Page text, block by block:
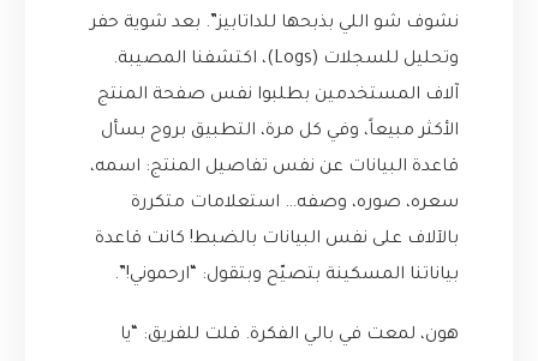
نشوف شو اللي بذبحها للداتابيز”. بعد شوية حفر
وتحليل للسجلات (Logs)، اكتشفنا المصيبة.
آلاف المستخدمين بطلبوا نفس صفحة المنتج
الأكثر مبيعاً، وفي كل مرة، التطبيق بروح بسأل
قاعدة البيانات عن نفس تفاصيل المنتج: اسمه،
سعره، صوره، وصفه… استعلامات متكررة
بالآلاف على نفس البيانات بالضبط! كانت قاعدة
بياناتنا المسكينة بتصيّح وبتقول: “ارحموني!”.
هون، لمعت في بالي الفكرة. قلت للفريق: “يا